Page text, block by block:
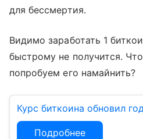
для бессмертия.
Видимо заработать 1
быстрому не получится.
попробуем его намайнить?
Курс биткоина обновил
Подробнее